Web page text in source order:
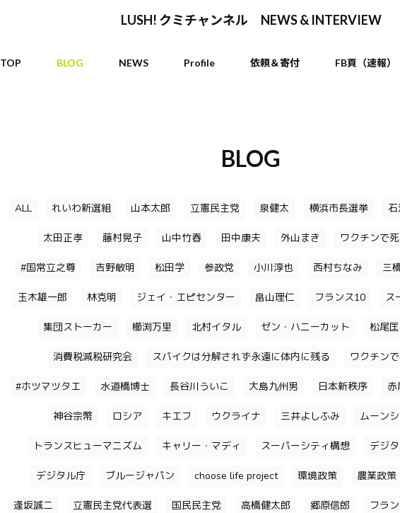
LUSH! クミチャンネル NEWS & INTERVIEW
TOP BLOG NEWS Profile 依頼＆寄付 FB頁（速報）
BLOG
ALL れいわ新選組 山本太郎 立憲民主党 泉健太 横浜市長選挙
太田正孝 藤村晃子 山中竹春 田中康夫 外山まき ワクチンで
#国常立之尊 吉野敏明 松田学 参政党 小川淳也 西村ちなみ 三
玉木雄一郎 林克明 ジェイ・エピセンター 畠山理仁 フランス10 ス
集団ストーカー 櫛渕万里 北村イタル ゼン・ハニーカット 松尾匡
消費税減税研究会 スパイクは分解されず永遠に体内に残る ワクチン
#ホツマツタエ 水道橋博士 長谷川ういこ 大島九州男 日本新秩序 赤
神谷宗幣 ロシア キエフ ウクライナ 三井よしふみ ムーン
トランスヒューマニズム キャリー・マディ スーパーシティ構想 デジ
デジタル庁 ブルージャパン choose life project 環境政策 農業政策
逢坂誠二 立憲民主党代表選 国民民主党 高橋健太郎 郷原信郎 フラ